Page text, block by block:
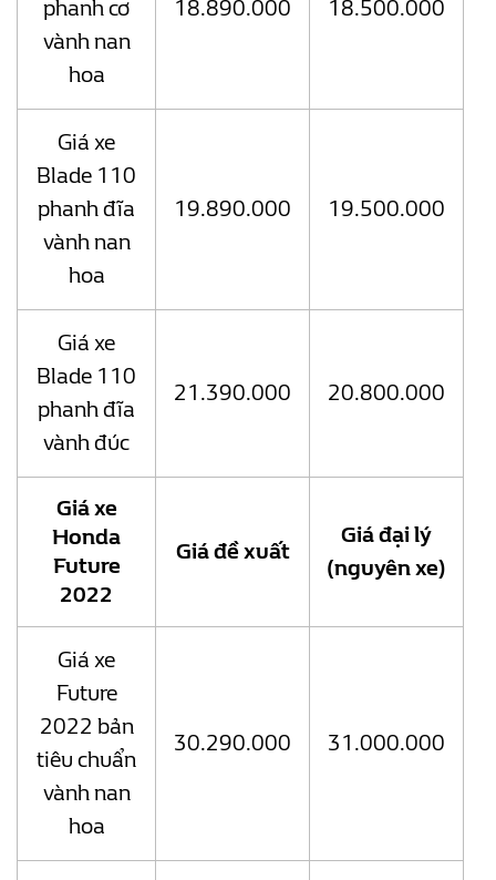
phanh cơ
vành nan
hoa
18.890.000 18.500.000
Giá xe
Blade 110
phanh đĩa
vành nan
hoa
19.890.000 19.500.000
Giá xe
Blade 110
phanh đĩa
vành đúc
21.390.000 20.800.000
Giá xe
Honda
Future
2022
Giá đề xuất
Giá đại lý
(nguyên xe)
Giá xe
Future
2022 bản
tiêu chuẩn
vành nan
hoa
30.290.000 31.000.000